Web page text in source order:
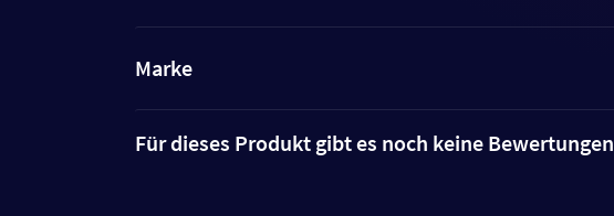
Marke
Für dieses Produkt gibt es noch keine Bewertungen